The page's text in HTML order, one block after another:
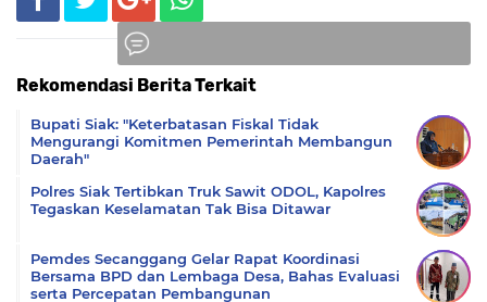
Rekomendasi Berita Terkait
Bupati Siak: "Keterbatasan Fiskal Tidak
Mengurangi Komitmen Pemerintah Membangun
Daerah"
Polres Siak Tertibkan Truk Sawit ODOL, Kapolres
Tegaskan Keselamatan Tak Bisa Ditawar
Pemdes Secanggang Gelar Rapat Koordinasi
Bersama BPD dan Lembaga Desa, Bahas Evaluasi
serta Percepatan Pembangunan